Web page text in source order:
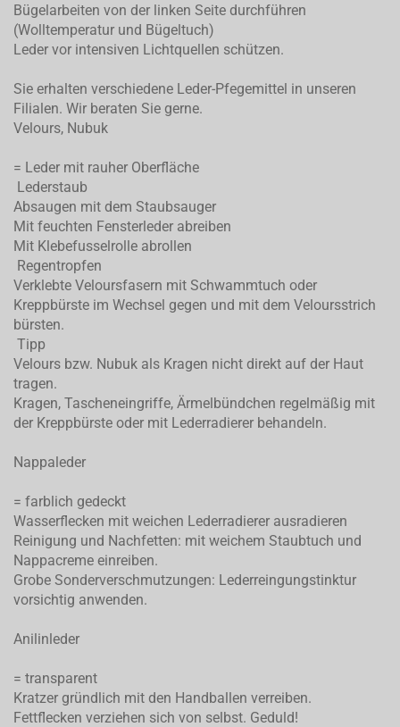
Bügelarbeiten von der linken Seite durchführen
(Wolltemperatur und Bügeltuch)
Leder vor intensiven Lichtquellen schützen.
Sie erhalten verschiedene Leder-Pfegemittel in unseren
Filialen. Wir beraten Sie gerne.
Velours, Nubuk
= Leder mit rauher Oberfläche
Lederstaub
Absaugen mit dem Staubsauger
Mit feuchten Fensterleder abreiben
Mit Klebefusselrolle abrollen
Regentropfen
Verklebte Veloursfasern mit Schwammtuch oder
Kreppbürste im Wechsel gegen und mit dem Veloursstrich
bürsten.
Tipp
Velours bzw. Nubuk als Kragen nicht direkt auf der Haut
tragen.
Kragen, Tascheneingriffe, Ärmelbündchen regelmäßig mit
der Kreppbürste oder mit Lederradierer behandeln.
Nappaleder
= farblich gedeckt
Wasserflecken mit weichen Lederradierer ausradieren
Reinigung und Nachfetten: mit weichem Staubtuch und
Nappacreme einreiben.
Grobe Sonderverschmutzungen: Lederreingungstinktur
vorsichtig anwenden.
Anilinleder
= transparent
Kratzer gründlich mit den Handballen verreiben.
Fettflecken verziehen sich von selbst. Geduld!